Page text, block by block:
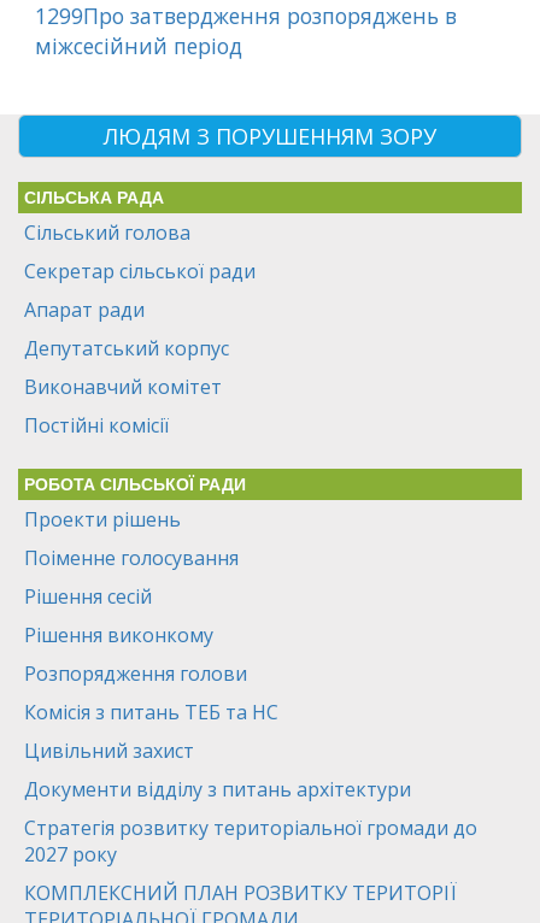
1299Про затвердження розпоряджень в
міжсесійний період
ЛЮДЯМ З ПОРУШЕННЯМ ЗОРУ
СІЛЬСЬКА РАДА
Сільський голова
Секретар сільської ради
Апарат ради
Депутатський корпус
Виконавчий комітет
Постійні комісії
РОБОТА СІЛЬСЬКОЇ РАДИ
Проекти рішень
Поіменне голосування
Рішення сесій
Рішення виконкому
Розпорядження голови
Комісія з питань ТЕБ та НС
Цивільний захист
Документи відділу з питань архітектури
Стратегія розвитку територіальної громади до
2027 року
КОМПЛЕКСНИЙ ПЛАН РОЗВИТКУ ТЕРИТОРІЇ